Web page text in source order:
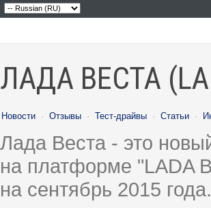
ЛАДА ВЕСТА
Новости · Отзывы · Тест-драйвы · Статьи ·
Лада Веста - это
на платформе "LADA
на сентябрь 2015